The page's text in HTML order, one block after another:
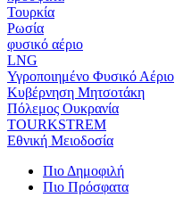
Τουρκία
Ρωσία
φυσικό αέριο
LNG
Υγροποιημένο Φυσικό Αέριο
Κυβέρνηση Μητσοτάκη
Πόλεμος Ουκρανία
TOURKSTREM
Εθνική Μειοδοσία
Πιο Δημοφιλή
Πιο Πρόσφατα